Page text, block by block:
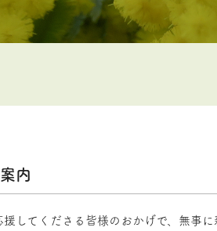
内
してくださる皆様のおかげで、無事に